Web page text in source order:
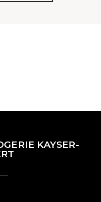
KAYSER-